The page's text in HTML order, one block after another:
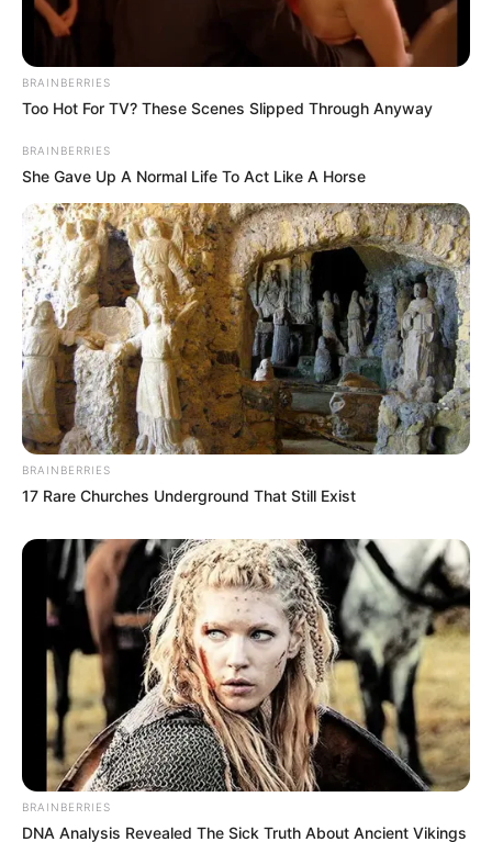
TAGS
ΓΙΩΡΓΟΣ ΚΟΥΤΣΕΛΙΝΗΣ
ΤΑΥΤΟΤΗΤΑ ΚΑΙ ΕΠΙΚΟΙΝΩΝΙΑ ΟΡΟΙ ΧΡΗΣΗΣ
© 2025 EVIANEWS του Γιώργου Κουτσελίνη
BRAINBERRIES
Too Hot For TV? These Scenes Slipped Through Anyway
BRAINBERRIES
She Gave Up A Normal Life To Act Like A Horse
BRAINBERRIES
17 Rare Churches Underground That Still Exist
BRAINBERRIES
DNA Analysis Revealed The Sick Truth About Ancient Vikings